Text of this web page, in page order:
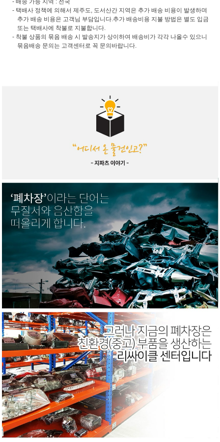
- 배송 가능 지역 : 전국
- 택배사 정책에 의해서 제주도, 도서산간 지역은 추가 배송 비용이 발생하며
추가 배송 비용은 고객님 부담입니다.추가 배송비용 지불 방법은 별도 입금
또는 택배사에 착불로 지불합니다.
- 착불 상품의 묶음 배송 시 발송지가 상이하여 배송비가 각각 나올수 있으니
묶음배송 문의는 고객센터로 꼭 문의바랍니다.